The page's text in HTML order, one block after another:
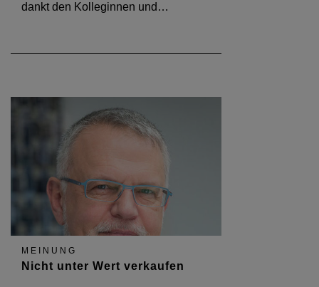
dankt den Kolleginnen und…
MEINUNG
Nicht unter Wert verkaufen